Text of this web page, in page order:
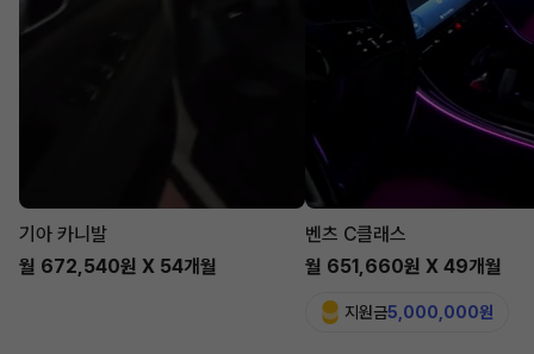
기아 카니발
월 672,540원 X 54개월
벤츠 C클래스
월 651,660원 X 49개월
지원금5,000,000원